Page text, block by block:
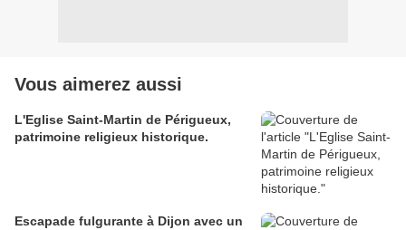
Vous aimerez aussi
L'Eglise Saint-Martin de Périgueux,
patrimoine religieux historique.
Escapade fulgurante à Dijon avec un